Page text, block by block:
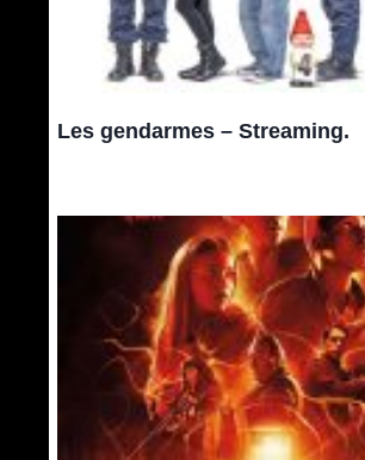
Les gendarmes – Streaming.